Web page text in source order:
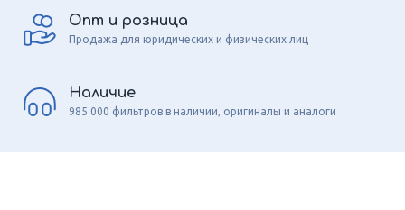
Опт и розница
Продажа для юридических и физических лиц
Наличие
985 000 фильтров в наличии, оригиналы и аналоги